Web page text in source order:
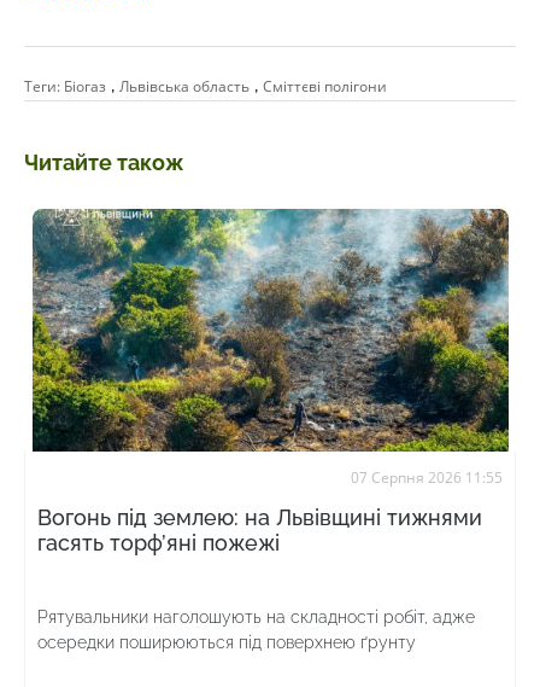
Теги: Біогаз , Львівська область , Сміттєві полігони
Читайте також
07 Серпня 2026 11:55
Вогонь під землею: на Львівщині тижнями
гасять торф’яні пожежі
Рятувальники наголошують на складності робіт, адже
осередки поширюються під поверхнею ґрунту